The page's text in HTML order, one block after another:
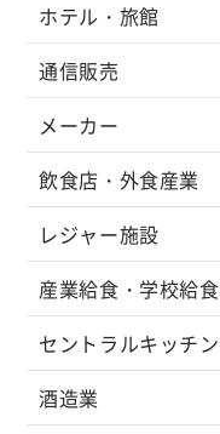
ホテル・旅館
通信販売
メーカー
飲食店・外食産業
レジャー施設
産業給食・学校給食
セントラルキッチン
酒造業